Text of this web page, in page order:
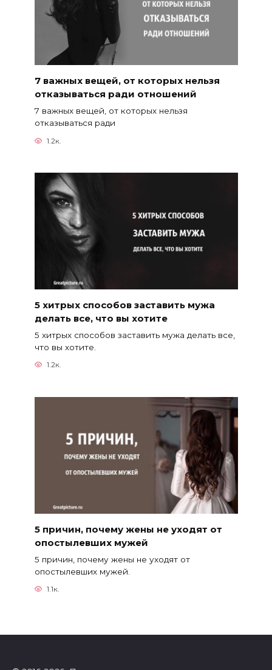
7 важных вещей, от которых нельзя
отказываться ради отношений
7 важных вещей, от которых нельзя
отказываться ради
1.2к.
5 хитрых способов заставить мужа
делать все, что вы хотите
5 хитрых способов заставить мужа делать все,
что вы хотите.
1.2к.
5 причин, почему жены не уходят от
опостылевших мужей
5 причин, почему жены не уходят от
опостылевших мужей.
1.1к.